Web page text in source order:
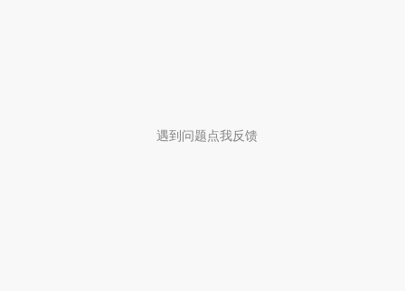
遇到问题点我反馈